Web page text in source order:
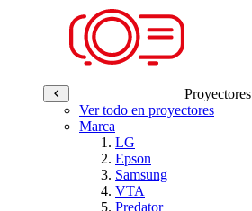
Proyectores
Ver todo en proyectores
Marca
LG
Epson
Samsung
VTA
Predator